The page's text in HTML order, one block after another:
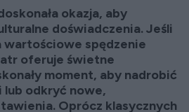
okazja, aby
doświadczenia. Jeśli
wartościowe spędzenie
oferuje świetne
moment, aby nadrobić
lub odkryć nowe,
Oprócz klasycznych